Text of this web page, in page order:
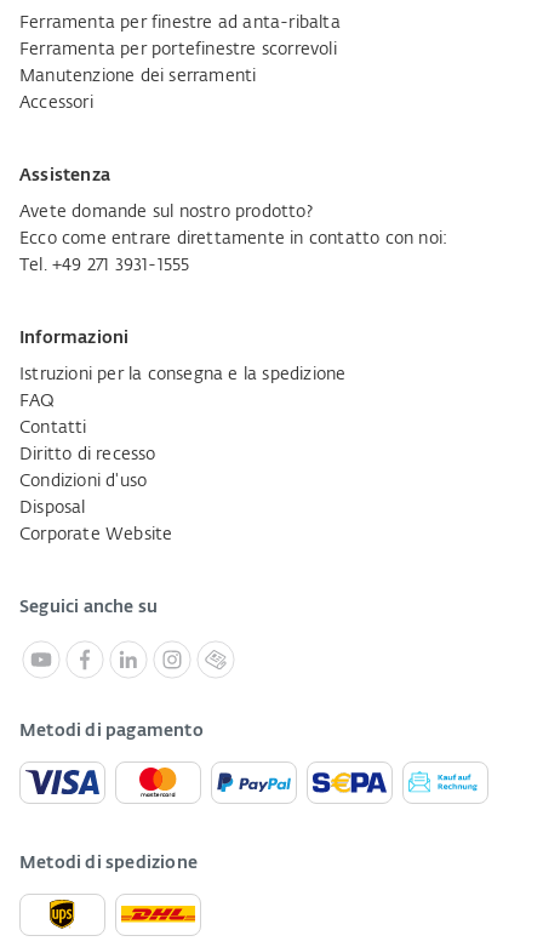
Ferramenta per finestre ad anta-ribalta
Ferramenta per portefinestre scorrevoli
Manutenzione dei serramenti
Accessori
Assistenza
Avete domande sul nostro prodotto?
Ecco come entrare direttamente in contatto con noi:
Tel. +49 271 3931-1555
Informazioni
Istruzioni per la consegna e la spedizione
FAQ
Contatti
Diritto di recesso
Condizioni d'uso
Disposal
Corporate Website
Seguici anche su
Metodi di pagamento
Metodi di spedizione